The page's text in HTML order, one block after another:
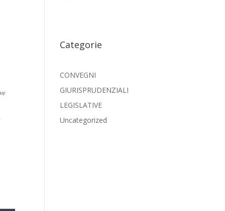
Categorie
CONVEGNI
GIURISPRUDENZIALI
LEGISLATIVE
Uncategorized